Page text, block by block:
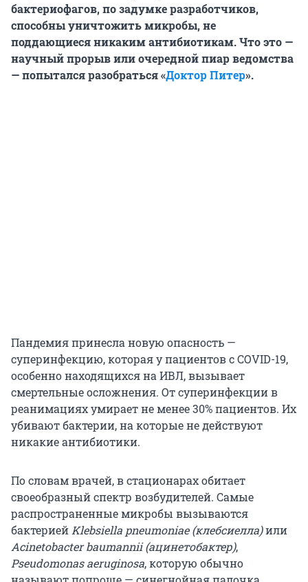
бактериофагов, по задумке разработчиков,
способны уничтожить микробы, не
поддающиеся никаким антибиотикам. Что это —
научный прорыв или очередной пиар ведомства
— попытался разобраться «Доктор Питер».
Пандемия принесла новую опасность —
суперинфекцию, которая у пациентов с COVID-19,
особенно находящихся на ИВЛ, вызывает
смертельные осложнения. От суперинфекции в
реанимациях умирает не менее 30% пациентов. Их
убивают бактерии, на которые не действуют
никакие антибиотики.
По словам врачей, в стационарах обитает
своеобразный спектр возбудителей. Самые
распространенные микробы вызываются
бактерией Klebsiella pneumoniae (клебсиелла)или
Acinetobacter baumannii (ацинетобактер),
Pseudomonas aeruginosa, которую обычно